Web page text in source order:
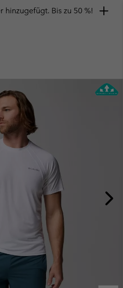
hinzugefügt. Bis zu 50 %!